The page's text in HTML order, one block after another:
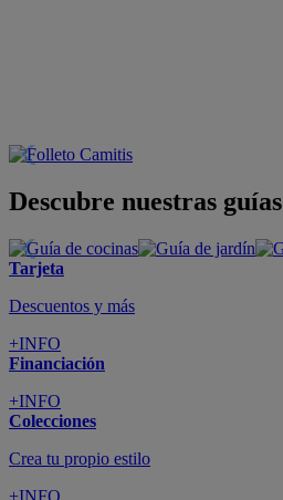
Descubre nuestras guías
Tarjeta
Descuentos y más
+INFO
Financiación
+INFO
Colecciones
Crea tu propio estilo
+INFO